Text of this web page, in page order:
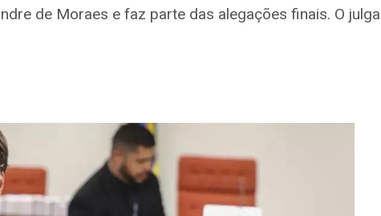
de Moraes e faz parte das alegações finais. O